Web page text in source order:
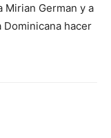
Mirian German y a
hacer